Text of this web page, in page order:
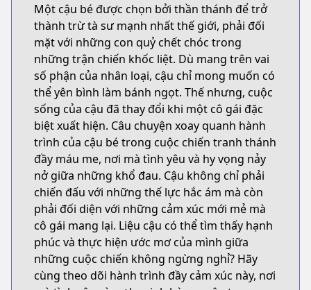
Một cậu bé được chọn bởi thần thánh để trở
thành trừ tà sư mạnh nhất thế giới, phải đối
mặt với những con quỷ chết chóc trong
những trận chiến khốc liệt. Dù mang trên vai
số phận của nhân loại, cậu chỉ mong muốn có
thể yên bình làm bánh ngọt. Thế nhưng, cuộc
sống của cậu đã thay đổi khi một cô gái đặc
biệt xuất hiện. Câu chuyện xoay quanh hành
trình của cậu bé trong cuộc chiến tranh thánh
đầy máu me, nơi mà tình yêu và hy vọng nảy
nở giữa những khổ đau. Cậu không chỉ phải
chiến đấu với những thế lực hắc ám mà còn
phải đối diện với những cảm xúc mới mẻ mà
cô gái mang lại. Liệu cậu có thể tìm thấy hạnh
phúc và thực hiện ước mơ của mình giữa
những cuộc chiến không ngừng nghỉ? Hãy
cùng theo dõi hành trình đầy cảm xúc này, nơi